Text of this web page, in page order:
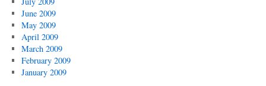
June 2009
May 2009
April 2009
March 2009
February 2009
January 2009